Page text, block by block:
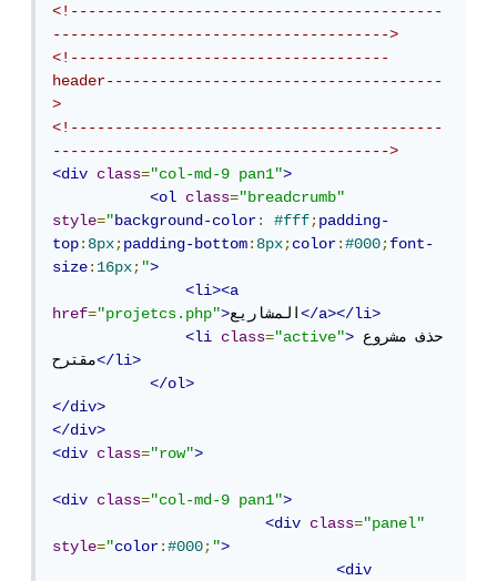
<!------------------------------------------
-------------------------------------->
<!------------------------------------
header--------------------------------------
>
<!------------------------------------------
-------------------------------------->
<div
class="col-md-9 pan1">
<ol
class="breadcrumb"
style="background-color: #fff;padding-
top:8px;padding-bottom:8px;color:#000;font-
size:16px;">
<li><a
href="projetcs.php">المشاريع</a></li>
<li
class="active"> حذف مشروع
مقترح</li>
</ol>
</div>
</div>
<div
class="row">
<div class="col-md-9 pan1">
<div
class="panel"
style="color:#000;">
<div